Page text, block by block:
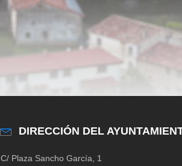
DIRECCIÓN DEL
C/ Plaza Sancho García, 1